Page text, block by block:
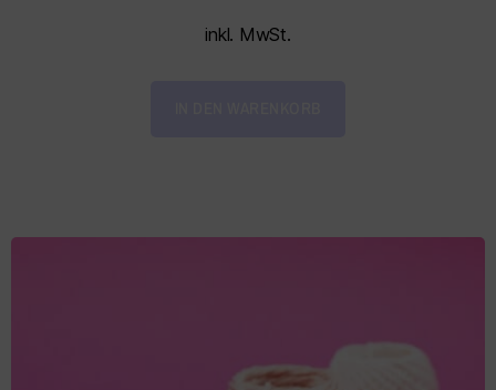
inkl. MwSt.